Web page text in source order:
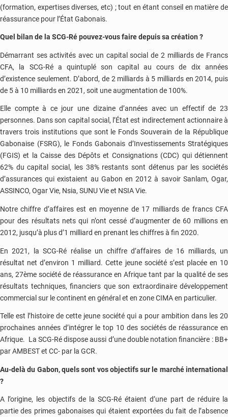
(formation, expertises diverses, etc) ; tout en étant conseil en matière de
réassurance pour l’État Gabonais.
Quel bilan de la SCG-Ré pouvez-vous faire depuis sa création ?
Démarrant ses activités avec un capital social de 2 milliards de Francs
CFA, la SCG-Ré a quintuplé son capital au cours de dix années
d’existence seulement. D’abord, de 2 milliards à 5 milliards en 2014, puis
de 5 à 10 milliards en 2021, soit une augmentation de 100%.
Elle compte à ce jour une dizaine d’années avec un effectif de 23
personnes. Dans son capital social, l’État est indirectement actionnaire à
travers trois institutions que sont le Fonds Souverain de la République
Gabonaise (FSRG), le Fonds Gabonais d’Investissements Stratégiques
(FGIS) et la Caisse des Dépôts et Consignations (CDC) qui détiennent
62% du capital social, les 38% restants sont détenus par les sociétés
d’assurances qui existaient au Gabon en 2012 à savoir Sanlam, Ogar,
ASSINCO, Ogar Vie, Nsia, SUNU Vie et NSIA Vie.
Notre chiffre d’affaires est en moyenne de 17 milliards de francs CFA
pour des résultats nets qui n’ont cessé d’augmenter de 60 millions en
2012, jusqu’à plus d’1 milliard en prenant les chiffres à fin 2020.
En 2021, la SCG-Ré réalise un chiffre d’affaires de 16 milliards, un
résultat net d’environ 1 milliard. Cette jeune société s’est placée en 10
ans, 27ème société de réassurance en Afrique tant par la qualité de ses
résultats techniques, financiers que son extraordinaire développement
commercial sur le continent en général et en zone CIMA en particulier.
Telle est l’histoire de cette jeune société qui a pour ambition dans les 20
prochaines années d’intégrer le top 10 des sociétés de réassurance en
Afrique. La SCG-Ré dispose aussi d’une double notation financière : BB+
par AMBEST et CC- par la GCR.
Au-delà du Gabon, quels sont vos objectifs sur le marché international
?
A l’origine, les objectifs de la SCG-Ré étaient d’une part de réduire la
partie des primes gabonaises qui étaient exportées du fait de l’absence